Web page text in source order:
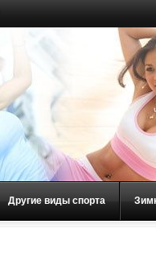
Другие виды спорта